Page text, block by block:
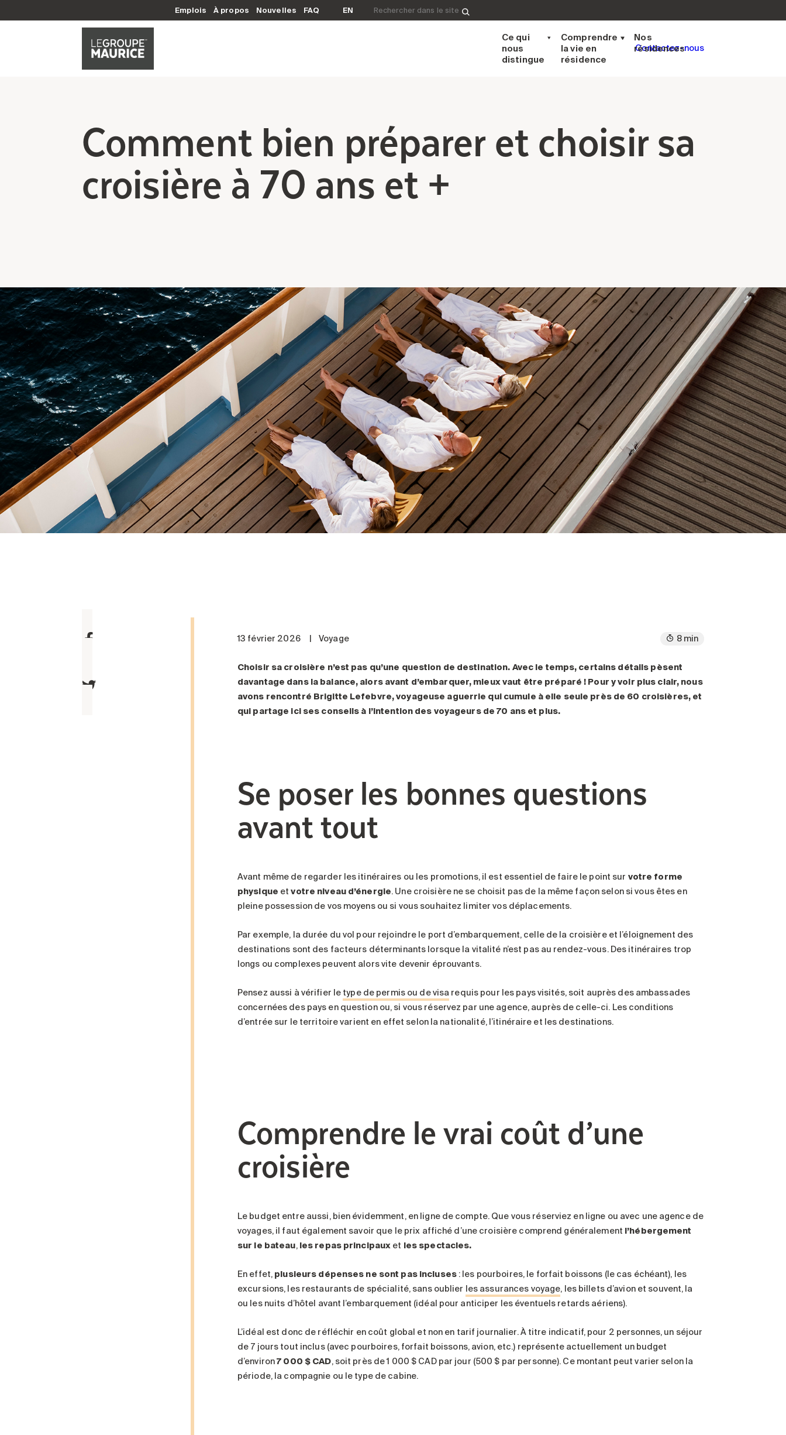
Emplois À propos Nouvelles FAQ EN Rechercher&nbsp;:
Ce qui
nous
distingue
Comprendre
la vie en
résidence
Nos
résidences
Contactez-nous
Comment bien préparer et choisir sa
croisière à 70 ans et +
13 février 2026 Voyage 8 min
Choisir sa croisière n’est pas qu’une question de destination. Avec le temps, certains détails pèsent
davantage dans la balance, alors avant d’embarquer, mieux vaut être préparé ! Pour y voir plus clair, nous
avons rencontré Brigitte Lefebvre, voyageuse aguerrie qui cumule à elle seule près de 60 croisières, et
qui partage ici ses conseils à l’intention des voyageurs de 70 ans et plus.
Se poser les bonnes questions
avant tout
Avant même de regarder les itinéraires ou les promotions, il est essentiel de faire le point sur votre forme
physique etvotre niveau d’énergie. Une croisière ne se choisit pas de la même façon selon si vous êtes en
pleine possession de vos moyens ou si vous souhaitez limiter vos déplacements.
Par exemple, la durée du vol pour rejoindre le port d’embarquement, celle de la croisière et l’éloignement des
destinations sont des facteurs déterminants lorsque la vitalité n’est pas au rendez-vous. Des itinéraires trop
longs ou complexes peuvent alors vite devenir éprouvants.
Pensez aussi à vérifier le type de permis ou de visa requis pour les pays visités, soit auprès des ambassades
concernées des pays en question ou, si vous réservez par une agence, auprès de celle-ci. Les conditions
d’entrée sur le territoire varient en effet selon la nationalité, l’itinéraire et les destinations.
Comprendre le vrai coût d’une
croisière
Le budget entre aussi, bien évidemment, en ligne de compte. Que vous réserviez en ligne ou avec une agence de
voyages, il faut également savoir que le prix affiché d’une croisière comprend généralement l’hébergement
sur le bateau, les repas principaux et les spectacles.
En effet, plusieurs dépenses ne sont pas incluses: les pourboires, le forfait boissons (le cas échéant), les
excursions, les restaurants de spécialité, sans oublier
les assurances voyage, les billets d’avion et souvent, la
ou les nuits d’hôtel avant l’embarquement (idéal pour anticiper les éventuels retards aériens).
L’idéal est donc de réfléchir en coût global et non en tarif journalier. À titre indicatif, pour 2 personnes, un séjour
de 7 jours tout inclus (avec pourboires, forfait boissons, avion, etc.) représente actuellement un budget
d’environ7 000 $ CAD, soit près de 1 000 $ CAD par jour (500 $ par personne). Ce montant peut varier selon la
période, la compagnie ou le type de cabine.